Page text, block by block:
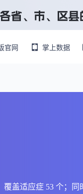
官网 掌上数据
从实验室到10亿爆款：创新药商业化的
发注册政策
盖适应症 53 个；